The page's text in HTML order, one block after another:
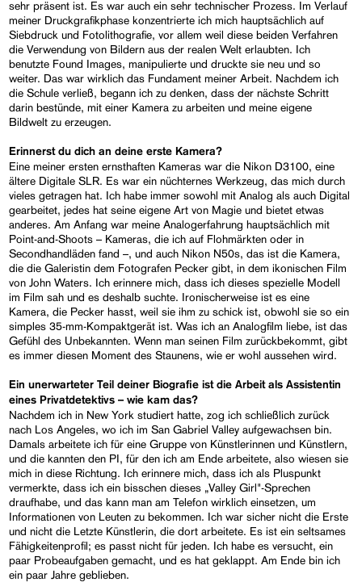
sehr präsent ist. Es war auch ein sehr technischer Prozess. Im Verlauf
meiner Druckgrafikphase konzentrierte ich mich hauptsächlich auf
Siebdruck und Fotolithografie, vor allem weil diese beiden Verfahren
die Verwendung von Bildern aus der realen Welt erlaubten. Ich
benutzte Found Images, manipulierte und druckte sie neu und so
weiter. Das war wirklich das Fundament meiner Arbeit. Nachdem ich
die Schule verließ, begann ich zu denken, dass der nächste Schritt
darin bestünde, mit einer Kamera zu arbeiten und meine eigene
Bildwelt zu erzeugen.
Erinnerst du dich an deine erste Kamera?
Eine meiner ersten ernsthaften Kameras war die Nikon D3100, eine
ältere Digitale SLR. Es war ein nüchternes Werkzeug, das mich durch
vieles getragen hat. Ich habe immer sowohl mit Analog als auch Digital
gearbeitet, jedes hat seine eigene Art von Magie und bietet etwas
anderes. Am Anfang war meine Analogerfahrung hauptsächlich mit
Point-and-Shoots – Kameras, die ich auf Flohmärkten oder in
Secondhandläden fand –, und auch Nikon N50s, das ist die Kamera,
die die Galeristin dem Fotografen Pecker gibt, in dem ikonischen Film
von John Waters. Ich erinnere mich, dass ich dieses spezielle Modell
im Film sah und es deshalb suchte. Ironischerweise ist es eine
Kamera, die Pecker hasst, weil sie ihm zu schick ist, obwohl sie so ein
simples 35-mm-Kompaktgerät ist. Was ich an Analogfilm liebe, ist das
Gefühl des Unbekannten. Wenn man seinen Film zurückbekommt, gibt
es immer diesen Moment des Staunens, wie er wohl aussehen wird.
Ein unerwarteter Teil deiner Biografie ist die Arbeit als Assistentin
eines Privatdetektivs – wie kam das?
Nachdem ich in New York studiert hatte, zog ich schließlich zurück
nach Los Angeles, wo ich im San Gabriel Valley aufgewachsen bin.
Damals arbeitete ich für eine Gruppe von Künstlerinnen und Künstlern,
und die kannten den PI, für den ich am Ende arbeitete, also wiesen sie
mich in diese Richtung. Ich erinnere mich, dass ich als Pluspunkt
vermerkte, dass ich ein bisschen dieses „Valley Girl"-Sprechen
draufhabe, und das kann man am Telefon wirklich einsetzen, um
Informationen von Leuten zu bekommen. Ich war sicher nicht die Erste
und nicht die Letzte Künstlerin, die dort arbeitete. Es ist ein seltsames
Fähigkeitenprofil; es passt nicht für jeden. Ich habe es versucht, ein
paar Probeaufgaben gemacht, und es hat geklappt. Am Ende bin ich
ein paar Jahre geblieben.